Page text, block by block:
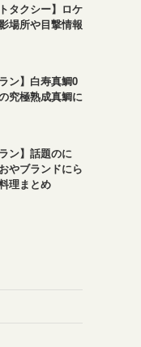
タクシー】ロケ
場所や目撃情報
ン】白寿真鯛0
究極熟成真鯛に
ン】話題のに
やブランドにら
理まとめ